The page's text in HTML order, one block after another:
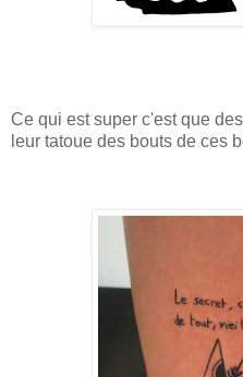
Ce qui est super c'est que
leur tatoue des bouts de ces